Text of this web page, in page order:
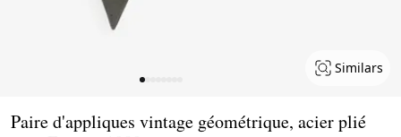
Similars
Paire d'appliques vintage géométrique, acier plié